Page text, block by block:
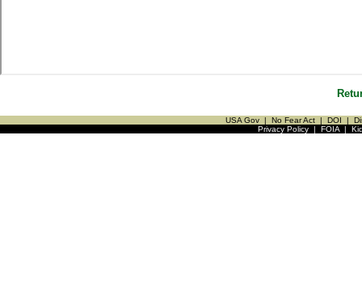
USA Gov | No Fear Act | DOI |
Privacy Policy| FOIA|